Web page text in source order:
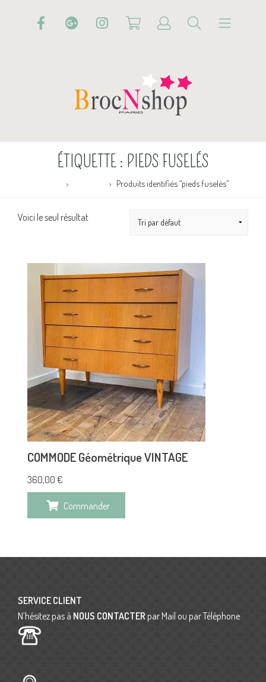
ÉTIQUETTE : PIEDS FUSELÉS
Produits identifiés “pieds fuselés”
Voici le seul résultat
COMMODE Géométrique VINTAGE
360,00 €
Commander
SERVICE CLIENT
N’hésitez pas à NOUS CONTACTER par Mail ou par Téléphone